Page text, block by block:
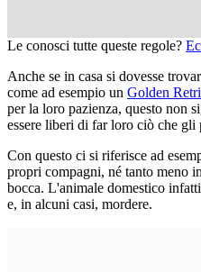
Le conosci tutte queste regole?
Anche se in casa si dovesse
come ad esempio un Golden
per la loro pazienza, questo non
essere liberi di far loro ciò che gli
Con questo ci si riferisce ad
propri compagni, né tanto meno
bocca. L'animale domestico
e, in alcuni casi, mordere.